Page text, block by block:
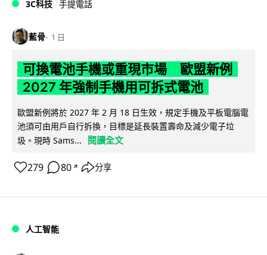
3C科技 手提電話
藍骨 1 日
可換電池手機或重現市場 歐盟新例
2027 年強制手機用可拆式電池
歐盟新例將於 2027 年 2 月 18 日生效，規定手機及平板電腦電
池須可由用戶自行拆換，目標是延長裝置壽命及減少電子垃
圾。現時 Sams...
閱讀全文
279 80 ↗ 分享
人工智能